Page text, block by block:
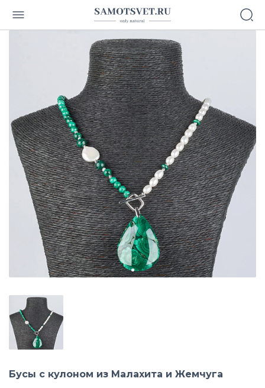
Бусы с кулоном из Малахита и Жемчуга